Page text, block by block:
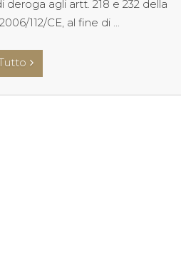
deroga agli artt. 218 e 232 della
112/CE, al fine di ...